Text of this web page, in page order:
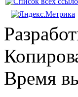
Время